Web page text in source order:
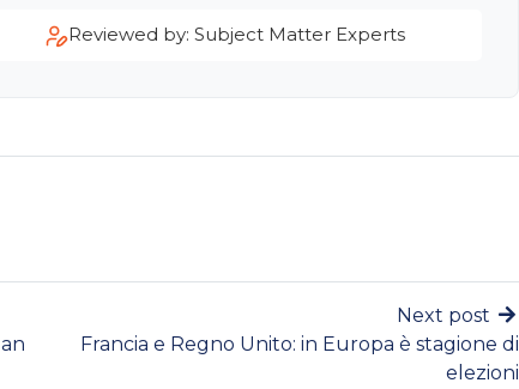
Reviewed by: Subject Matter Experts
Next post
Francia e Regno Unito: in Europa è stagione di
elezioni